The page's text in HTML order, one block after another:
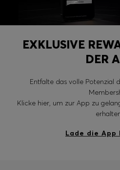
EXKLUSIVE
DER
Entfalte das volle Potenzial
Klicke hier, um zur App zu
Lade die App